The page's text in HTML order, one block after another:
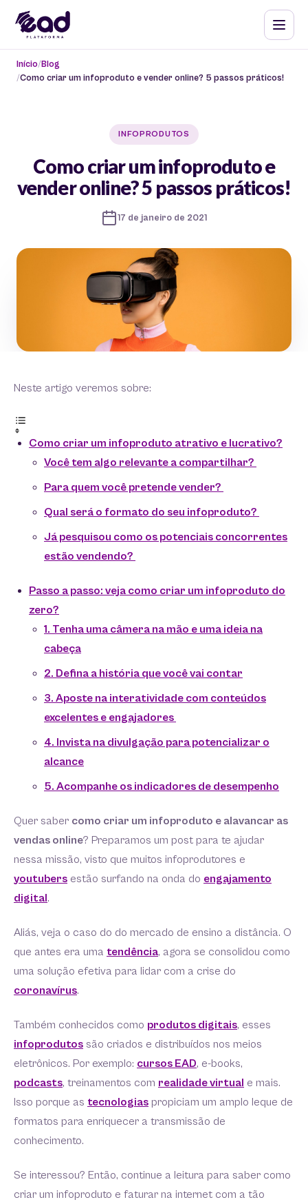
Início Blog
Como criar um infoproduto e vender online? 5 passos práticos!
INFOPRODUTOS
Como criar um infoproduto e
vender online? 5 passos práticos!
17 de janeiro de 2021
Neste artigo veremos sobre:
Como criar um infoproduto atrativo e lucrativo?
Você tem algo relevante a compartilhar?
Para quem você pretende vender?
Qual será o formato do seu infoproduto?
Já pesquisou como os potenciais concorrentes
estão vendendo?
Passo a passo: veja como criar um infoproduto do
zero?
1. Tenha uma câmera na mão e uma ideia na
cabeça
2. Defina a história que você vai contar
3. Aposte na interatividade com conteúdos
excelentes e engajadores
4. Invista na divulgação para potencializar o
alcance
5. Acompanhe os indicadores de desempenho
Quer saber como criar um infoproduto e alavancar as
vendas online? Preparamos um post para te ajudar
nessa missão, visto que muitos infoprodutores e
youtubers estão surfando na onda do engajamento
digital.
Aliás, veja o caso do do mercado de ensino a distância. O
que antes era uma tendência, agora se consolidou como
uma solução efetiva para lidar com a crise do
coronavírus.
Também conhecidos como produtos digitais, esses
infoprodutos são criados e distribuídos nos meios
eletrônicos. Por exemplo: cursos EAD, e-books,
podcasts, treinamentos com realidade virtual e mais.
Isso porque as tecnologias propiciam um amplo leque de
formatos para enriquecer a transmissão de
conhecimento.
Se interessou? Então, continue a leitura para saber como
criar um infoproduto e faturar na internet com a tão